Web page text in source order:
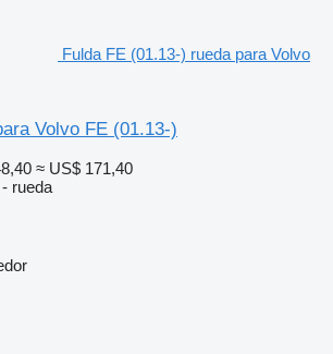
Fulda FE (01.13-) rueda para Volvo
Volvo FE (01.13-)
≈ US$ 171,40
rueda